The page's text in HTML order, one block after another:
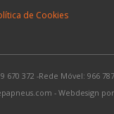
de Cookies
670 372 -Rede Móvel: 966
- Webdesign